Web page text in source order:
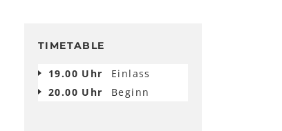
TIMETABLE
19.00 Uhr
Einlass
20.00 Uhr
Beginn